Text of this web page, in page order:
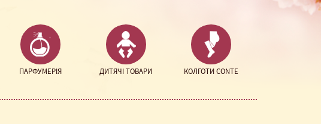
ПАРФУМЕРІЯ ДИТЯЧІ ТОВАРИ КОЛГОТИ CONTE